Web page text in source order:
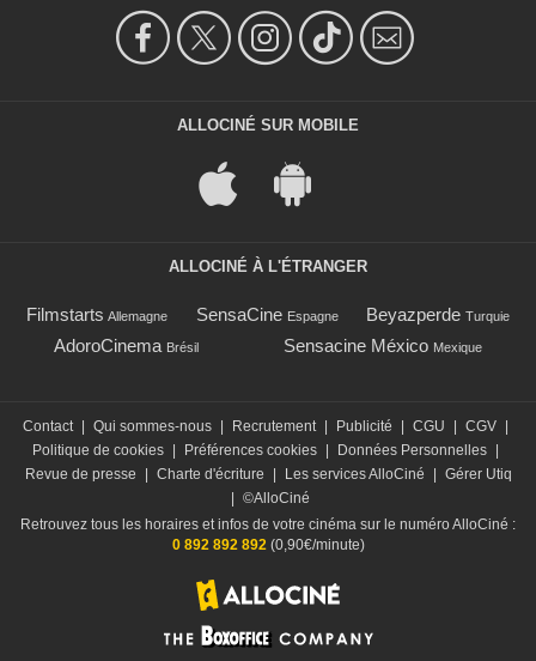
ALLOCINÉ SUR MOBILE
ALLOCINÉ À L'ÉTRANGER
Filmstarts Allemagne SensaCine Espagne Beyazperde Turquie
AdoroCinema Brésil Sensacine México Mexique
Contact Qui sommes-nous Recrutement Publicité CGU CGV
Politique de cookies
Préférences cookies Données Personnelles
Revue de presse
Charte d'écriture Les services AlloCiné
Gérer Utiq
©AlloCiné
Retrouvez tous les horaires et infos de votre cinéma sur le numéro AlloCiné :
0 892 892 892(0,90€/minute)